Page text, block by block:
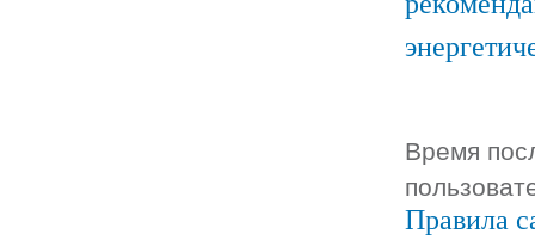
Время
Правила